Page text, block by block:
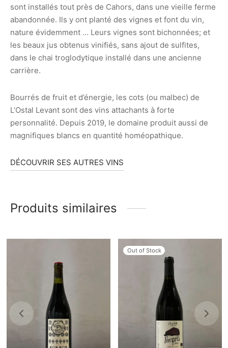
sont installés tout près de Cahors, dans une vieille ferme
abandonnée. Ils y ont planté des vignes et font du vin,
nature évidemment … Leurs vignes sont bichonnées; et
les beaux jus obtenus vinifiés, sans ajout de sulfites,
dans le chai troglodytique installé dans une ancienne
carrière.
Bourrés de fruit et d’énergie, les cots (ou malbec) de
L’Ostal Levant sont des vins attachants à forte
personnalité. Depuis 2019, le domaine produit aussi de
magnifiques blancs en quantité homéopathique.
DÉCOUVRIR SES AUTRES VINS
Produits similaires
Out of Stock